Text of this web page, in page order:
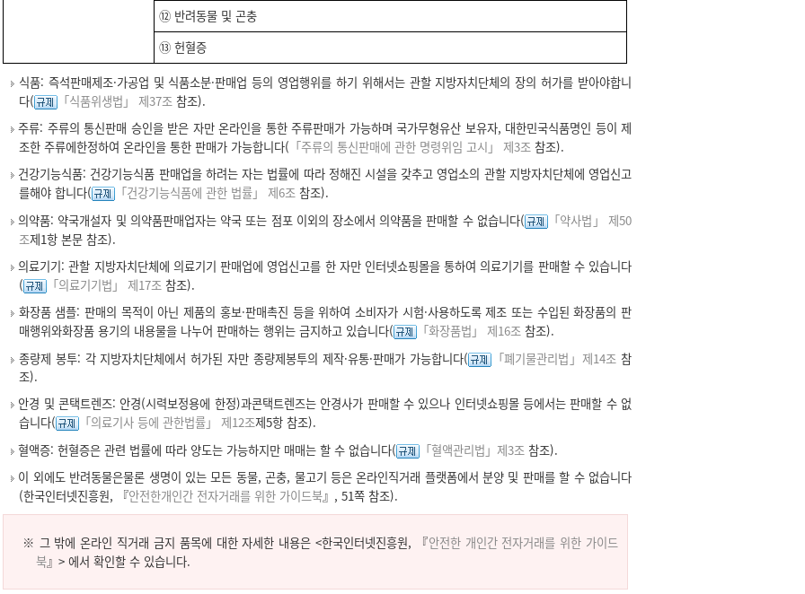
⑫ 반려동물 및 곤충
⑬ 헌혈증
식품: 즉석판매제조·가공업 및 식품소분·판매업 등의 영업행위를 하기 위해서는 관할 지방자치단체의 장의 허가를 받아야합니
다(
「식품위생법」 제37조 참조).
주류: 주류의 통신판매 승인을 받은 자만 온라인을 통한 주류판매가 가능하며 국가무형유산 보유자, 대한민국식품명인 등이 제
조한 주류에한정하여 온라인을 통한 판매가 가능합니다( 「주류의 통신판매에 관한 명령위임 고시」 제3조 참조).
건강기능식품: 건강기능식품 판매업을 하려는 자는 법률에 따라 정해진 시설을 갖추고 영업소의 관할 지방자치단체에 영업신고
를해야 합니다(
「건강기능식품에 관한 법률」 제6조 참조).
의약품: 약국개설자 및 의약품판매업자는 약국 또는 점포 이외의 장소에서 의약품을 판매할 수 없습니다(
「약사법」 제50
조제1항 본문 참조).
의료기기: 관할 지방자치단체에 의료기기 판매업에 영업신고를 한 자만 인터넷쇼핑몰을 통하여 의료기기를 판매할 수 있습니다
(
「의료기기법」 제17조 참조).
화장품 샘플: 판매의 목적이 아닌 제품의 홍보·판매촉진 등을 위하여 소비자가 시험·사용하도록 제조 또는 수입된 화장품의 판
매행위와화장품 용기의 내용물을 나누어 판매하는 행위는 금지하고 있습니다(
「화장품법」 제16조 참조).
종량제 봉투: 각 지방자치단체에서 허가된 자만 종량제봉투의 제작·유통·판매가 가능합니다(
「폐기물관리법」제14조 참
조).
안경 및 콘택트렌즈: 안경(시력보정용에 한정)과콘택트렌즈는 안경사가 판매할 수 있으나 인터넷쇼핑몰 등에서는 판매할 수 없
습니다(
「의료기사 등에 관한법률」 제12조제5항 참조).
혈액증: 헌혈증은 관련 법률에 따라 양도는 가능하지만 매매는 할 수 없습니다(
「혈액관리법」제3조 참조).
이 외에도 반려동물은물론 생명이 있는 모든 동물, 곤충, 물고기 등은 온라인직거래 플랫폼에서 분양 및 판매를 할 수 없습니다
(한국인터넷진흥원, 『안전한개인간 전자거래를 위한 가이드북』, 51쪽 참조).
※ 그 밖에 온라인 직거래 금지 품목에 대한 자세한 내용은 <한국인터넷진흥원, 『안전한 개인간 전자거래를 위한 가이드
북』> 에서 확인할 수 있습니다.